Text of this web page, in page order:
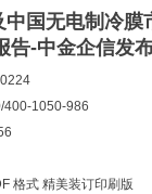
国无电制冷膜
告-中金企信发
400-1050-986
格式 精美装订印刷版